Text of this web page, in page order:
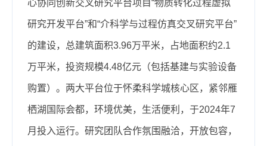
心协同创新交叉研究平台项目“物质转化过程虚拟
研究开发平台”和“介科学与过程仿真交叉研究平台”
的建设，总建筑面积3.96万平米，占地面积约2.1
万平米，投资规模4.48亿元（包括基建与实验设备
购置）。两大平台位于怀柔科学城核心区，紧邻雁
栖湖国际会都，环境优美，生活便利，于2024年7
月投入运行。研究团队合作氛围融洽，开放包容，